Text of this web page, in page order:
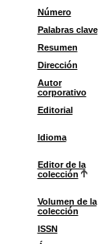
Número
Palabras clave
Resumen
Dirección
Autor
corporativo
Editorial
Idioma
Editor de la
colección
Volumen de la
colección
ISSN